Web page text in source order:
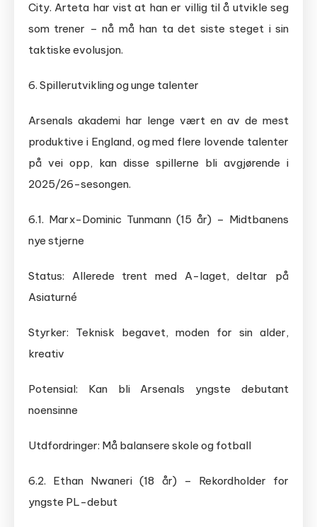
City. Arteta har vist at han er villig til å utvikle seg
som trener – nå må han ta det siste steget i sin
taktiske evolusjon.
6. Spillerutvikling og unge talenter
Arsenals akademi har lenge vært en av de mest
produktive i England, og med flere lovende talenter
på vei opp, kan disse spillerne bli avgjørende i
2025/26-sesongen.
6.1. Marx-Dominic Tunmann (15 år) – Midtbanens
nye stjerne
Status: Allerede trent med A-laget, deltar på
Asiaturné
Styrker: Teknisk begavet, moden for sin alder,
kreativ
Potensial: Kan bli Arsenals yngste debutant
noensinne
Utdfordringer: Må balansere skole og fotball
6.2. Ethan Nwaneri (18 år) – Rekordholder for
yngste PL-debut